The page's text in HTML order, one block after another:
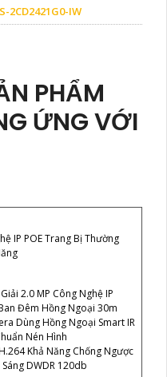
2CD2421G0-IW
PHẨM
ỨNG VỚI
IP POE Trang Bị Thường
2.0 MP Công Nghệ IP
Đêm Hồng Ngoại 30m
Dùng Hồng Ngoại Smart IR
Nén Hình
Khả Năng Chống Ngược
DWDR 120db